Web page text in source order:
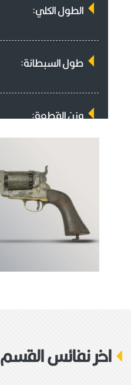
الطول الكلي:
طول السبطانة:
وزن القطعة:
سمك الفوهه:
طول القبضة:
آلية العمل:
اخر نفائس القسم